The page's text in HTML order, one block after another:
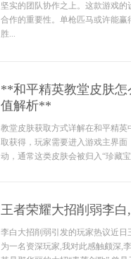
坚实的团队协作之上。这款游戏
合作的重要性。单枪匹马或许能
胜...
**和平精英教堂皮肤
值解析**
教堂皮肤获取方式详解在和平精
取获得，玩家需要进入游戏主界
动，通常这类皮肤会被归入“珍藏
王者荣耀大招削弱李
李白大招削弱引发的玩家热议近
为一名资深玩家,我对此感触颇深,